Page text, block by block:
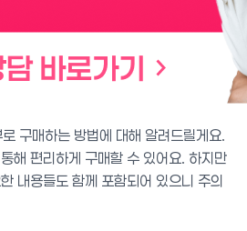
구매하는 방법에 대해 알려드릴게요.
해 편리하게 구매할 수 있어요. 하지만
내용들도 함께 포함되어 있으니 주의